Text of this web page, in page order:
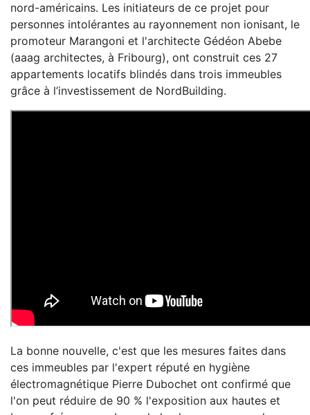
nord-américains. Les initiateurs de ce projet pour
personnes intolérantes au rayonnement non ionisant, le
promoteur Marangoni et l'architecte Gédéon Abebe
(aaag architectes, à Fribourg), ont construit ces 27
appartements locatifs blindés dans trois immeubles
grâce à l’investissement de NordBuilding.
La bonne nouvelle, c'est que les mesures faites dans
ces immeubles par l'expert réputé en hygiène
électromagnétique Pierre Dubochet ont confirmé que
l'on peut réduire de 90 % l'exposition aux hautes et